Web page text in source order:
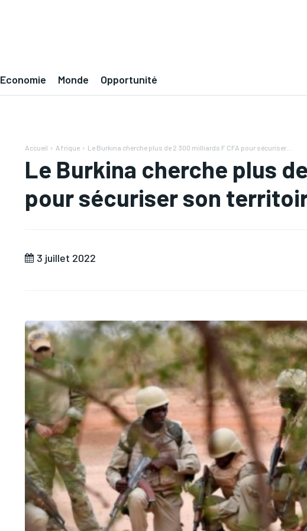
Economie Monde Opportunité
Accueil Afrique Le Burkina cherche plus de 2 300 milliards F CFA pour sécuriser...
Le Burkina cherche plus
pour sécuriser son
3 juillet 2022